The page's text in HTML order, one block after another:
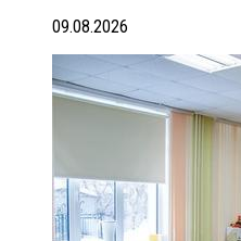
09.08.2026